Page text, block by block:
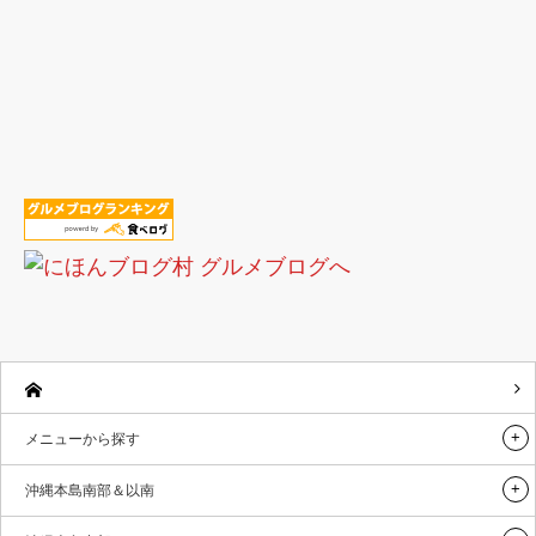
メニューから探す
沖縄本島南部＆以南